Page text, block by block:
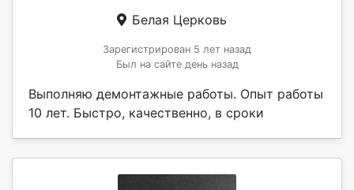
Белая Церковь
Зарегистрирован 5 лет назад
Был на сайте день назад
Выполняю демонтажные работы. Опыт работы
10 лет. Быстро, качественно, в сроки